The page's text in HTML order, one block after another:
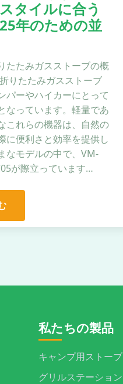
タイルに合う
年のための並
たたみガスストーブの概
りたたみガスストーブ
パーやハイカーにとって
なっています。軽量であ
これらの機器は、自然の
に便利さと効率を提供し
なモデルの中で、VM-
が際立っています…
私たちの製品
キャンプ用ストーブ
グリルステーション